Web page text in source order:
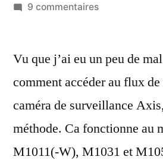
par
9 commentairessur
flux
caméra
de
surveillance
avec
Vu que j’ai eu un peu de
comment accéder au flux
caméra de surveillance
méthode. Ca fonctionne au
M1011(-W), M1031 et